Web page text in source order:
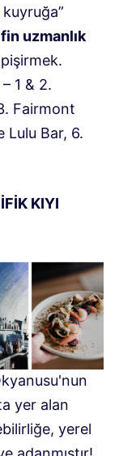
uzmanlık
– 1 & 2.
Fairmont
Lulu Bar, 6.
KIYI
yer alan
yerel